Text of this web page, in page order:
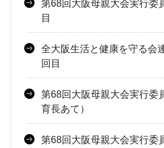
第68回大阪母親大会実行
目
全大阪生活と健康を守る
回目
第68回大阪母親大会実行
育長あて）
第68回大阪母親大会実行